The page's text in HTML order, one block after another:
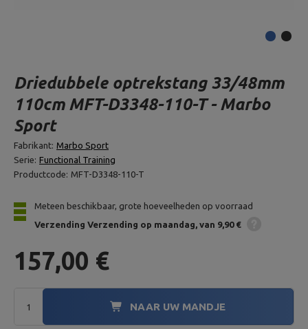
Driedubbele optrekstang 33/48mm
110cm MFT-D3348-110-T - Marbo
Sport
Fabrikant: Marbo Sport
Serie: Functional Training
Productcode: MFT-D3348-110-T
Meteen beschikbaar, grote hoeveelheden op voorraad
Verzending Verzending op maandag van 9,90 €
157,00 €
NAAR UW MANDJE